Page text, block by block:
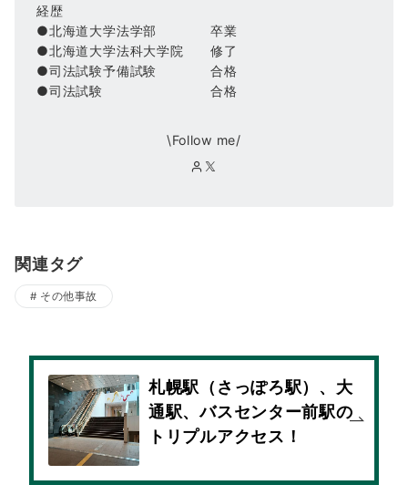
経歴
●北海道大学法学部 卒業
●北海道大学法科大学院 修了
●司法試験予備試験 合格
●司法試験 合格
\Follow me/
関連タグ
その他事故
札幌駅（さっぽろ駅）、大
通駅、バスセンター前駅の
トリプルアクセス！